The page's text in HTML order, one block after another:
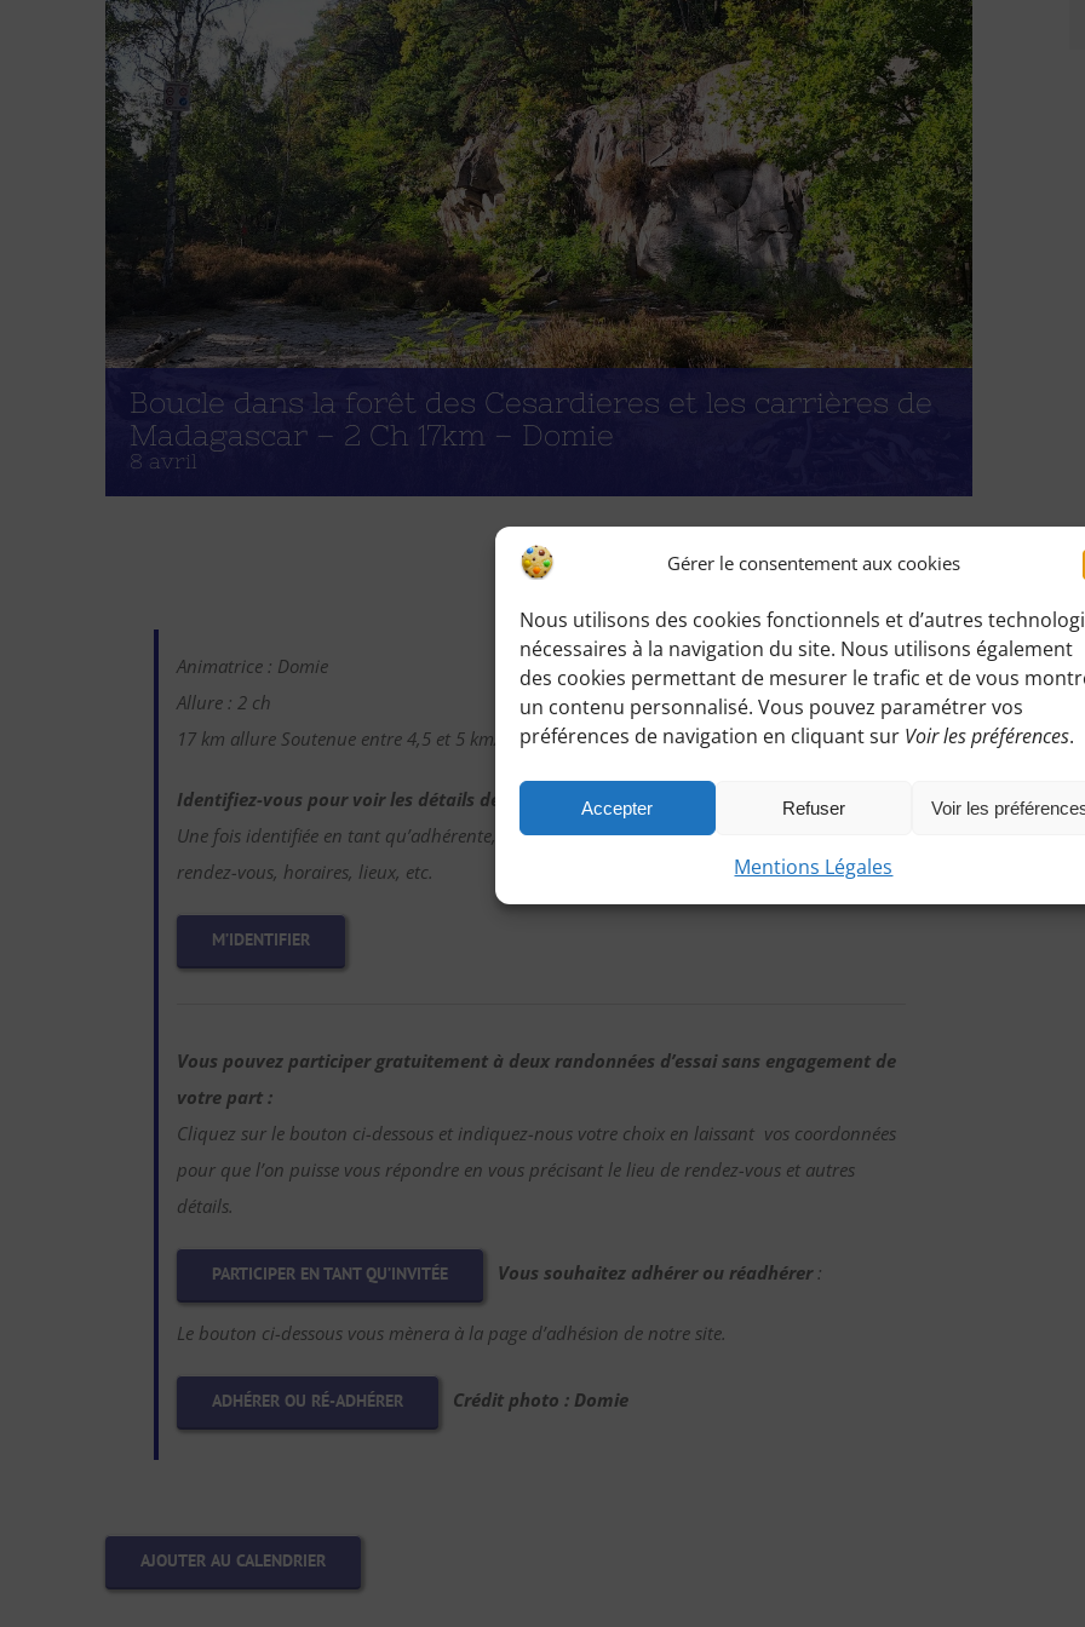
Gérer le consentement aux cookies
Nous utilisons des cookies fonctionnels et d’autres
nécessaires à la navigation du site. Nous utilisons également
des cookies permettant de mesurer le trafic et de vous
un contenu personnalisé. Vous pouvez paramétrer vos
préférences de navigation en cliquant sur Voir les préférences.
Accepter Refuser Voir les
Mentions Légales
Boucle dans la forêt des Cesardieres et les carrières de
Madagascar – 2 Ch 17km – Domie
8 avril
Animatrice : Domie
Allure : 2 ch
17 km allure Soutenue entre 4,5 et 5 km/h 200 m de dénivelés
Identifiez-vous pour voir les détails de cette randonnée
Une fois identifiée en tant qu’adhérente, vous pourrez accéder à toutes les informations de
rendez-vous, horaires, lieux, etc.
M’IDENTIFIER
Vous pouvez participer gratuitement à deux randonnées d’essai sans engagement de
votre part :
Cliquez sur le bouton ci-dessous et indiquez-nous votre choix en laissant vos coordonnées
pour que l’on puisse vous répondre en vous précisant le lieu de rendez-vous et autres
détails.
PARTICIPER EN TANT QU’INVITÉE Vous souhaitez adhérer ou réadhérer:
Le bouton ci-dessous vous mènera à la page d’adhésion de notre site.
ADHÉRER OU RÉ-ADHÉRER Crédit photo : Domie
AJOUTER AU CALENDRIER